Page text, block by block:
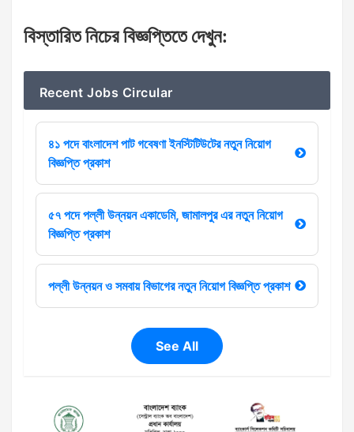
বিস্তারিতনিচেরবিজ্ঞপ্তিতে দেখুন:
Recent Jobs Circular
৪১ পদে বাংলাদেশ পাট গবেষণা ইনস্টিটিউটের নতুন নিয়োগ
বিজ্ঞপ্তি প্রকাশ
৫৭ পদে পল্লী উন্নয়ন একাডেমি, জামালপুর এর নতুন নিয়োগ
বিজ্ঞপ্তি প্রকাশ
পল্লী উন্নয়ন ও সমবায় বিভাগের নতুন নিয়োগ বিজ্ঞপ্তি প্রকাশ
See All